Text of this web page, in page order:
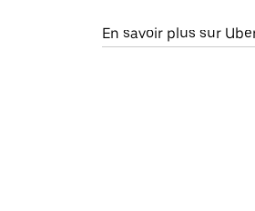
En savoir plus sur